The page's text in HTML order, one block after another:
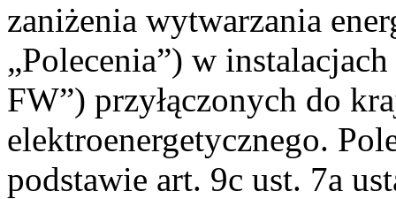
zaniżenia wytwarzania
„Polecenia”) w
FW”) przyłączonych do
elektroenergetycznego.
podstawie art. 9c ust. 7a